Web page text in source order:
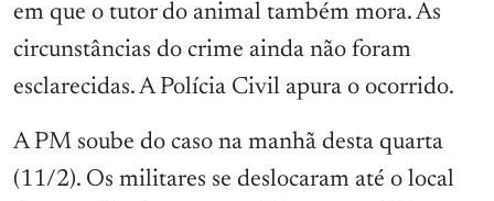
em que o tutor do animal também mora. As
circunstâncias do crime ainda não foram
esclarecidas. A Polícia Civil apura o ocorrido.
A PM soube do caso na manhã desta quarta
(11/2). Os militares se deslocaram até o local